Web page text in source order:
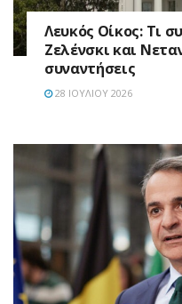
Λευκός Οίκος: Τι
Ζελένσκι και
συναντήσεις
28 ΙΟΥΛΊΟΥ 2026